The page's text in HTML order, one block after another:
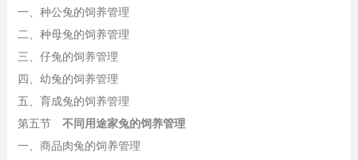
一、种公兔的饲养管理
二、种母兔的饲养管理
三、仔兔的饲养管理
四、幼兔的饲养管理
五、育成兔的饲养管理
第五节 不同用途家兔的饲养管理
一、商品肉兔的饲养管理